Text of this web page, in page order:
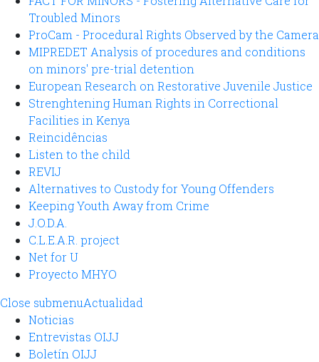
Troubled Minors
ProCam - Procedural Rights Observed by the Camera
MIPREDET Analysis of procedures and conditions
on minors' pre-trial detention
European Research on Restorative Juvenile Justice
Strenghtening Human Rights in Correctional
Facilities in Kenya
Reincidências
Listen to the child
REVIJ
Alternatives to Custody for Young Offenders
Keeping Youth Away from Crime
J.O.D.A.
C.L.E.A.R. project
Net for U
Proyecto MHYO
Close submenuActualidad
Noticias
Entrevistas OIJJ
Boletín OIJJ